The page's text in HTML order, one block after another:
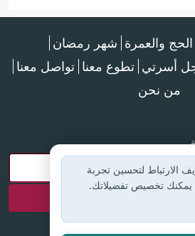
الحج والعمرة شهر رمضان
أسرتي تطوع معنا تواصل معنا
من نحن
الارتباط لتحسين تجربة
يمكنك تخصيص تفضيلاتك.